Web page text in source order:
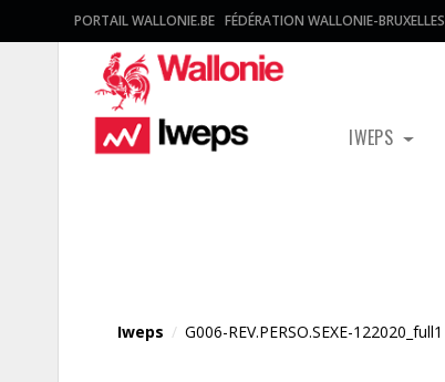
PORTAIL WALLONIE.BE FÉDÉRATION WALLONIE-BRUXELLES
IWEPS
Iweps / G006-REV.PERSO.SEXE-122020_full1